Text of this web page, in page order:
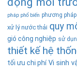
pháp phổ biến phương
xử lý nước thải quy
gió công nghiệp sử
thiết kế hệ
tối ưu chi phí Vi sinh